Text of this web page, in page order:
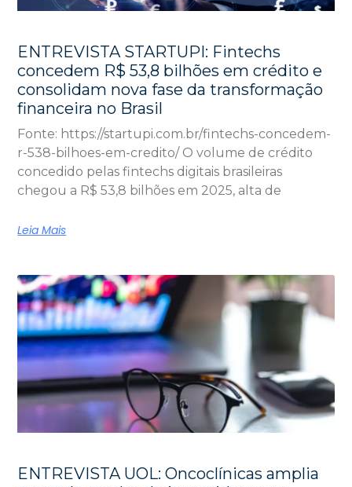
ENTREVISTA STARTUPI: Fintechs
concedem R$ 53,8 bilhões em crédito e
consolidam nova fase da transformação
financeira no Brasil
Fonte: https://startupi.com.br/fintechs-concedem-
r-538-bilhoes-em-credito/ O volume de crédito
concedido pelas fintechs digitais brasileiras
chegou a R$ 53,8 bilhões em 2025, alta de
Leia Mais
ENTREVISTA UOL: Oncoclínicas amplia